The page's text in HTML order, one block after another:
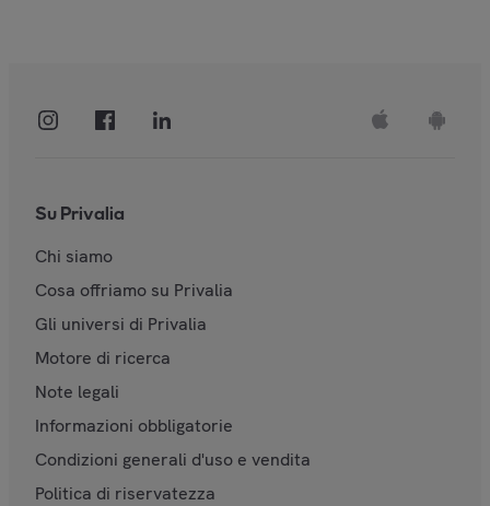
Su Privalia
Chi siamo
Cosa offriamo su Privalia
Gli universi di Privalia
Motore di ricerca
Note legali
Informazioni obbligatorie
Condizioni generali d'uso e vendita
Politica di riservatezza